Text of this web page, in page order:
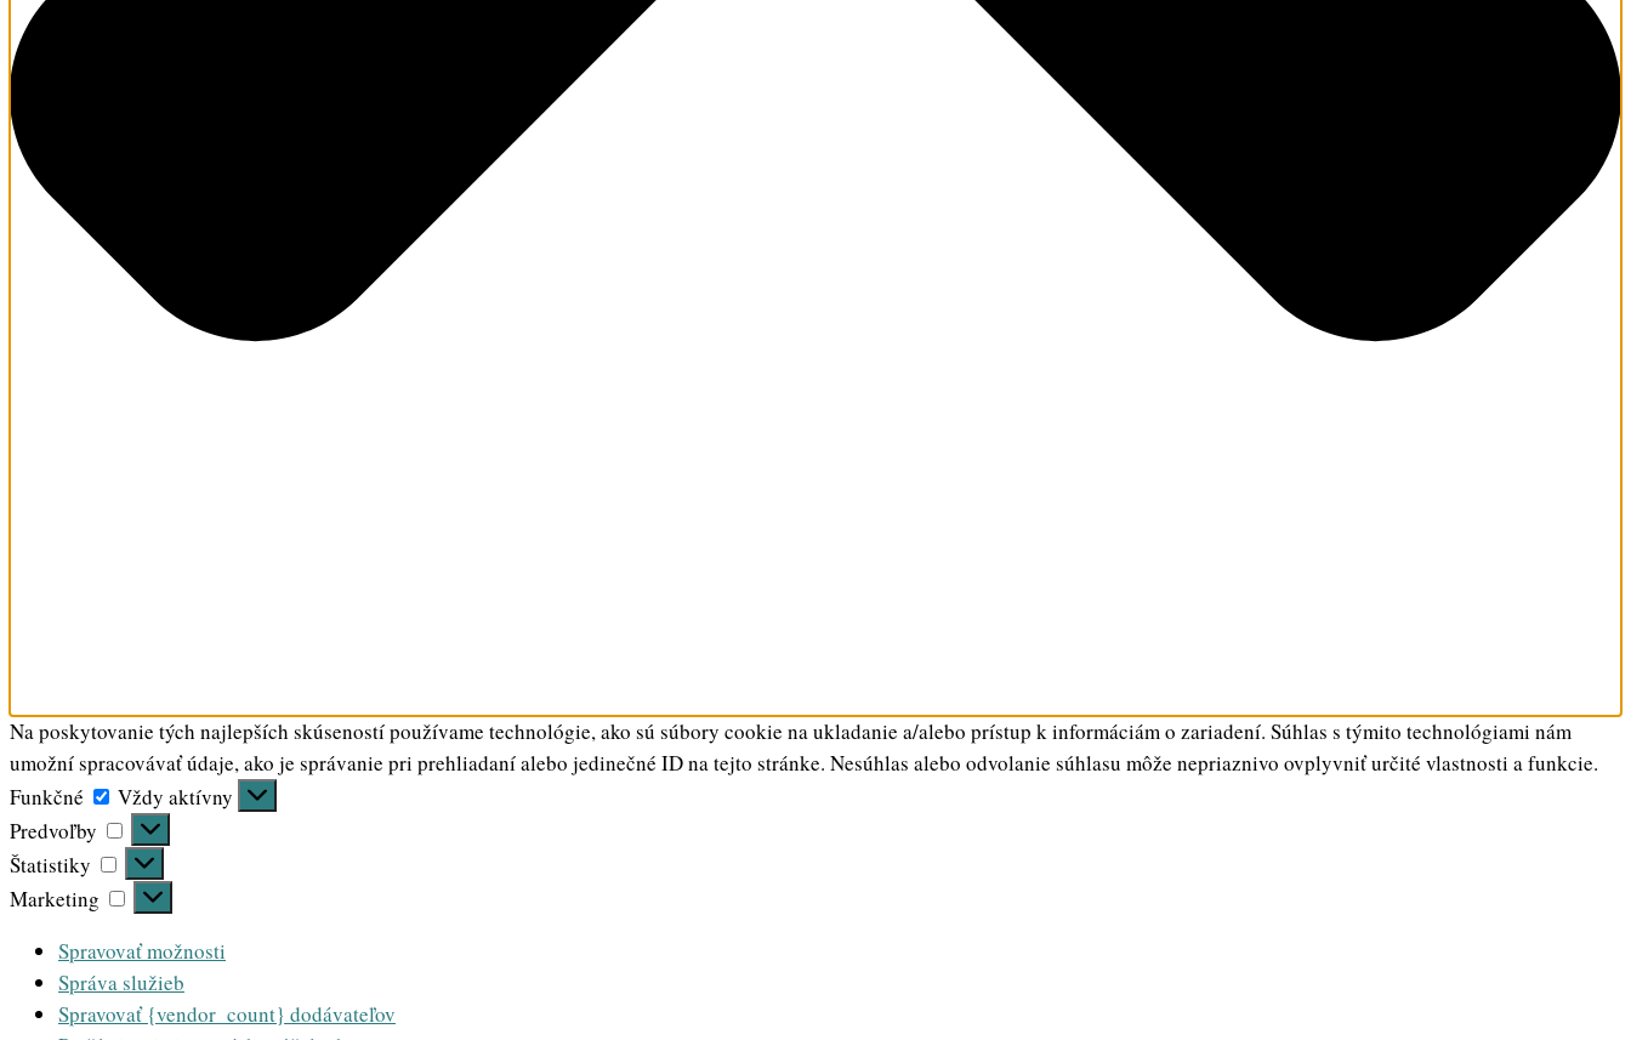
Na poskytovanie tých najlepších skúseností používame technológie, ako sú súbory cookie na ukladanie a/alebo prístup k informáciám o zariadení. Súhlas s týmito technológiami nám
umožní spracovávať údaje, ako je správanie pri prehliadaní alebo jedinečné ID na tejto stránke. Nesúhlas alebo odvolanie súhlasu môže nepriaznivo ovplyvniť určité vlastnosti a funkcie.
Funkčné
Funkčné
Vždy aktívny
Predvoľby
Predvoľby
Štatistiky
Štatistiky
Marketing
Marketing
Spravovať možnosti
Správa služieb
Spravovať {vendor_count} dodávateľov